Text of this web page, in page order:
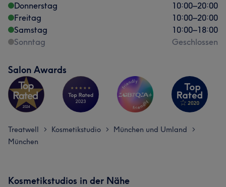
Donnerstag
10:00–20:00
Freitag
10:00–20:00
Samstag
10:00–18:00
Sonntag
Geschlossen
Salon Awards
Treatwell > Kosmetikstudio > München und Umland >
München
Kosmetikstudios in der Nähe